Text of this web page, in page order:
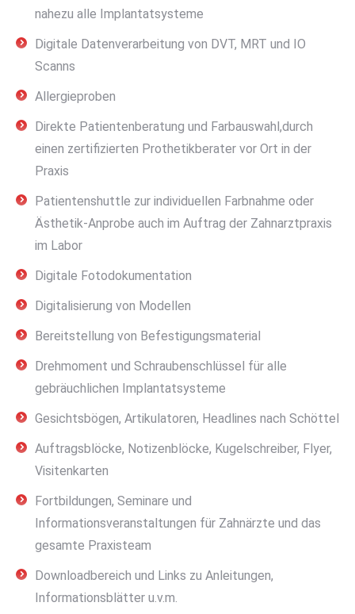
nahezu alle Implantatsysteme
Digitale Datenverarbeitung von DVT, MRT und IO
Scanns
Allergieproben
Direkte Patientenberatung und Farbauswahl,durch
einen zertifizierten Prothetikberater vor Ort in der
Praxis
Patientenshuttle zur individuellen Farbnahme oder
Ästhetik-Anprobe auch im Auftrag der Zahnarztpraxis
im Labor
Digitale Fotodokumentation
Digitalisierung von Modellen
Bereitstellung von Befestigungsmaterial
Drehmoment und Schraubenschlüssel für alle
gebräuchlichen Implantatsysteme
Gesichtsbögen, Artikulatoren, Headlines nach Schöttel
Auftragsblöcke, Notizenblöcke, Kugelschreiber, Flyer,
Visitenkarten
Fortbildungen, Seminare und
Informationsveranstaltungen für Zahnärzte und das
gesamte Praxisteam
Downloadbereich und Links zu Anleitungen,
Informationsblätter u.v.m.